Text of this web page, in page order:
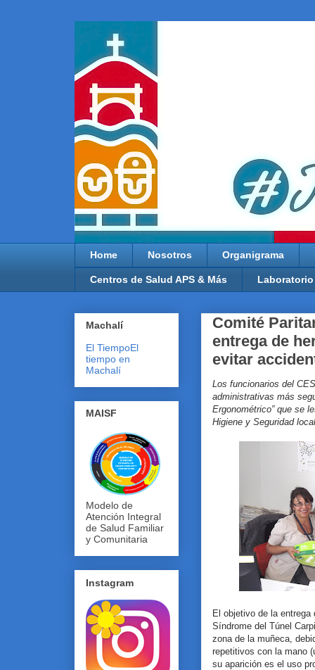
Home Nosotros Organigrama
Centros de Salud APS & Más Laboratorio
Comité
entrega de
evitar
Los funcionarios del
administrativas más
Ergonométrico” que se
Higiene y Seguridad
El objetivo de la entrega
Síndrome del Túnel
zona de la muñeca,
repetitivos con la mano
su aparición es el uso
Machalí
El TiempoEl
tiempo en
Machalí
MAISF
Modelo de
Atención Integral
de Salud Familiar
y Comunitaria
Instagram